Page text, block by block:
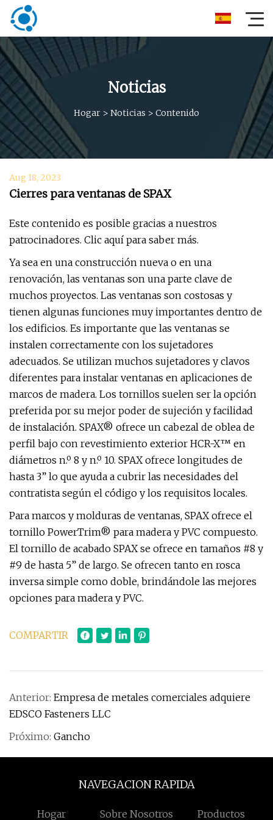
Noticias
Hogar > Noticias > Contenido
Aug 18, 2023
Cierres para ventanas de SPAX
Este contenido es posible gracias a nuestros
patrocinadores. Clic aquí para saber más.
Ya sea en una construcción nueva o en una
renovación, las ventanas son una parte clave de
muchos proyectos. Las ventanas son costosas y
tienen algunas funciones muy importantes dentro de
los edificios. Es importante que las ventanas se
instalen correctamente con los sujetadores
adecuados. Se utilizan muchos sujetadores y clavos
diferentes para instalar ventanas en aplicaciones de
marcos de madera. Los tornillos suelen ser la opción
preferida por su mejor poder de sujeción y facilidad
de instalación. SPAX® ofrece un cabezal de oblea de
perfil bajo con revestimiento exterior HCR-X™ en
diámetros n.º 8 y n.º 10. SPAX ofrece longitudes de
hasta 3” lo que ayuda a cubrir las necesidades del
contratista según el código y los requisitos locales.
Para marcos y molduras de ventanas, SPAX ofrece el
tornillo PowerTrim® para madera y PVC compuesto.
El tornillo de acabado SPAX se ofrece en tamaños #8 y
#9 de hasta 5” de largo. Se ofrecen tanto en rosca
inversa simple como doble, brindándole las mejores
opciones para madera y PVC.
COMPARTIR
Anterior: Empresa de metales comerciales adquiere
EDSCO Fasteners LLC
Próximo: Gancho
NAVEGACION RAPIDA
Hogar Sobre Nosotros Productos